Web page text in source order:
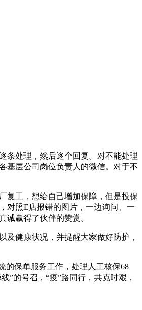
条处理，然后逐个回复。对不能处理
基层公司岗位负责人的微信。对于不
复工，想给自己增加保障，但是投保
对照E店报错的图片，一边询问、一
诚赢得了伙伴的赞赏。
健康状况，并提醒大家做好防护，
的保单服务工作，处理人工核保68
”的号召，“疫”路同行，共克时艰，